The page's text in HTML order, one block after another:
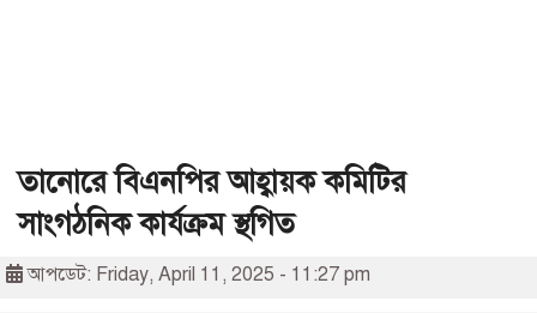
তানোরে বিএনপির আহ্বায়ক কমিটির
সাংগঠনিক কার্যক্রম স্থগিত
আপডেট: Friday, April 11, 2025 - 11:27 pm